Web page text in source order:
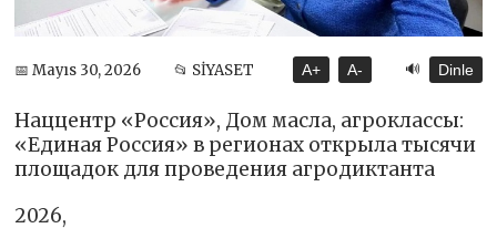
📅 Mayıs 30, 2026 📂 SİYASET A+ A- 🔊 Dinle
Наццентр «Россия», Дом масла, агроклассы:
«Единая Россия» в регионах открыла тысячи
площадок для проведения агродиктанта
2026,